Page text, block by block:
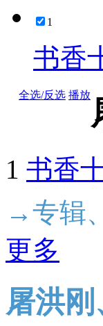
1
书香
全选/反选 播放
1 书香
→专辑
更多
屠洪